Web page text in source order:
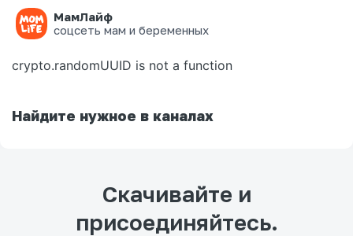
МамЛайф
соцсеть мам и беременных
Ошибка на странице
crypto.randomUUID is not a function
Найдите нужное в каналах
Скачивайте и
присоединяйтесь.